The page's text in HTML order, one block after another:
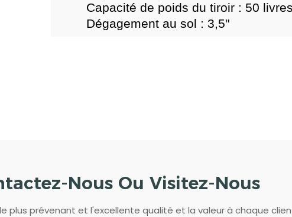
Capacité de poids du tiroir : 50 livres
Dégagement au sol : 3,5"
Nous Ou Visitez-Nous
plus prévenant et l'excellente qualité et la valeur à chaque